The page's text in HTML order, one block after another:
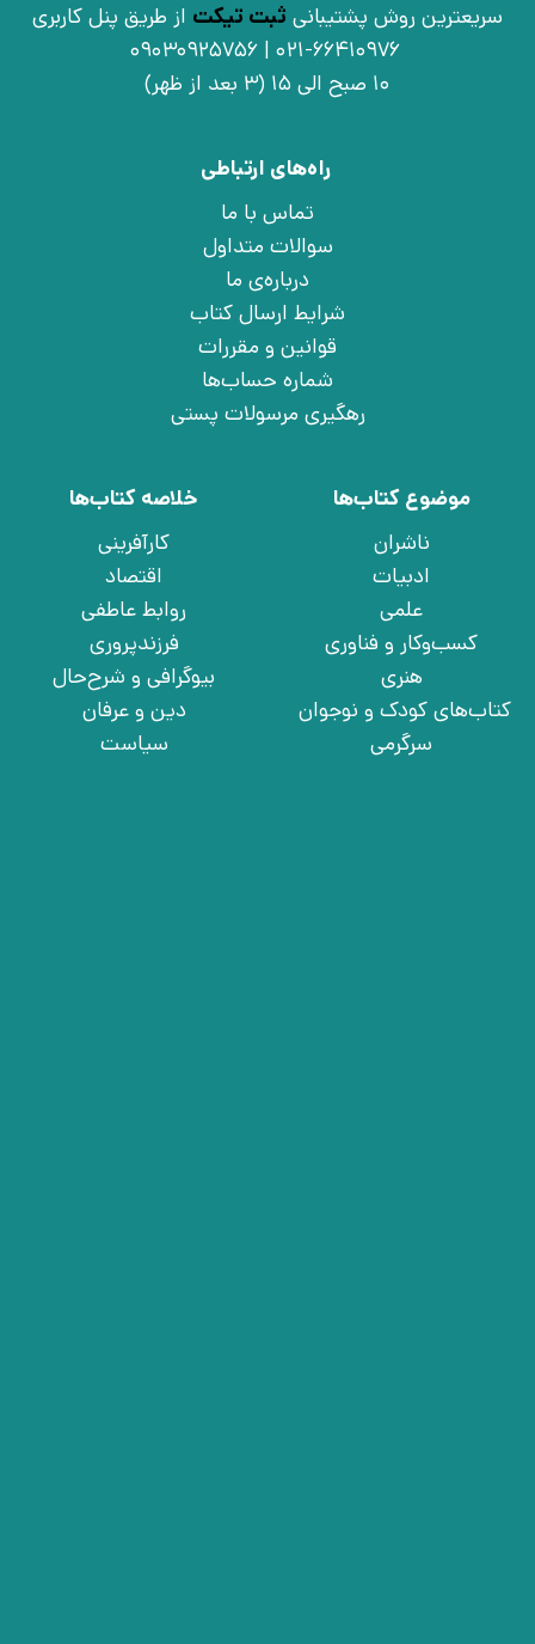
سریعترین روش پشتیبانی ثبت تیکت از طریق پنل کاربری
021-66410976 | 09030925756
10 صبح الی 15 (3 بعد از ظهر)
راه‌های ارتباطی
تماس با ما
سوالات متداول
درباره‌ی ما
شرایط ارسال کتاب
قوانین و مقررات
شماره حساب‌ها
رهگیری مرسولات پستی
موضوع کتاب‌ها
ناشران
ادبیات
علمی
کسب‌وکار و فناوری
هنری
کتاب‌های کودک و نوجوان
سرگرمی
خلاصه کتاب‌ها
کارآفرینی
اقتصاد
روابط عاطفی
فرزندپروری
بیوگرافی و شرح‌حال
دین و عرفان
سیاست